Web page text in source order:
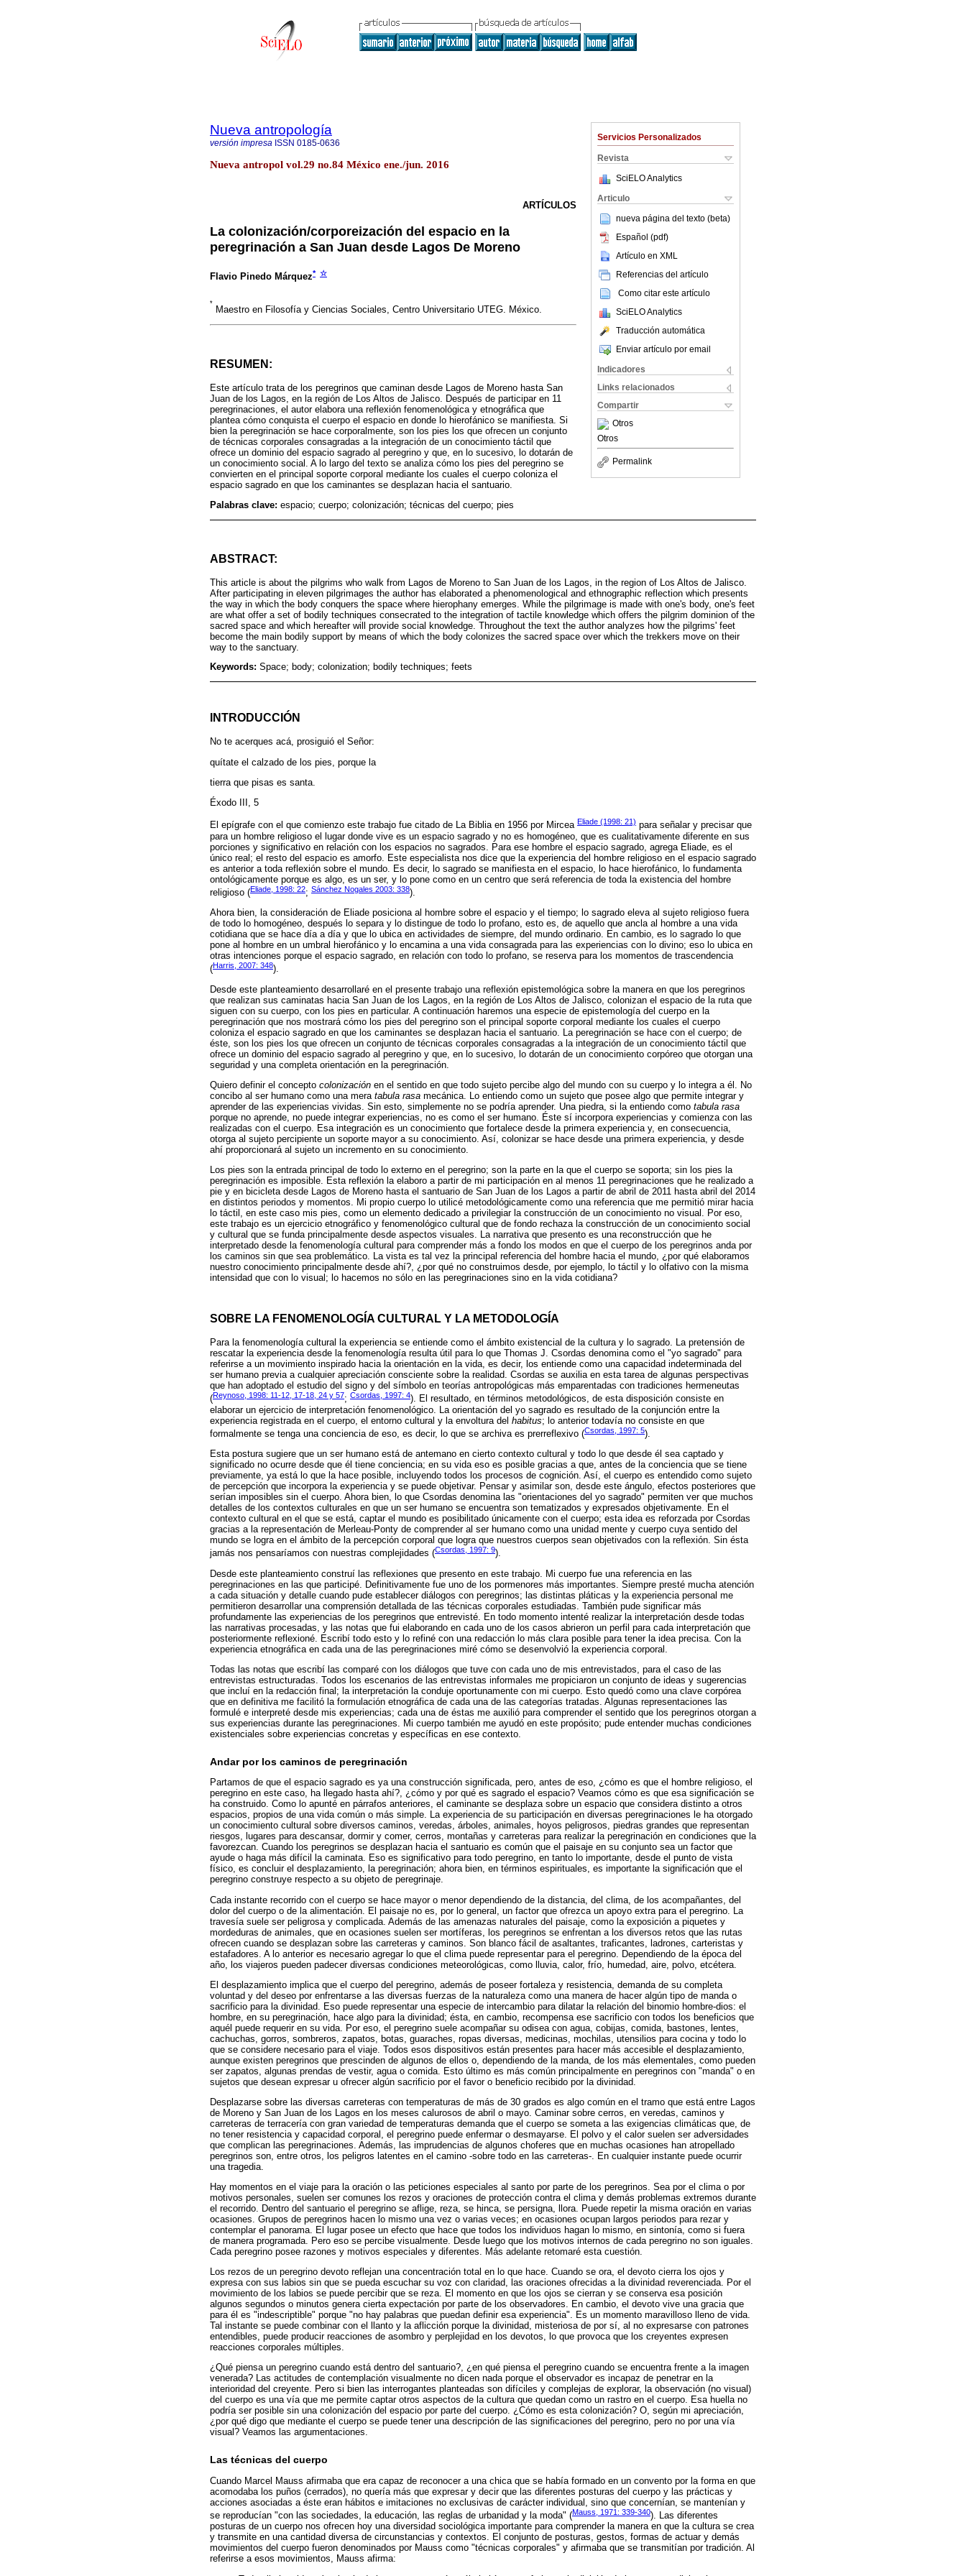
Servicios Personalizados
Revista
SciELO Analytics
Articulo
nueva página del texto (beta)
Español (pdf)
Artículo en XML
Referencias del artículo
Como citar este artículo
SciELO Analytics
Traducción automática
Enviar artículo por email
Indicadores
Links relacionados
Compartir
Otros
Otros
Permalink
Nueva antropología
versión impresa ISSN 0185-0636
Nueva antropol vol.29 no.84 México ene./jun. 2016
ARTÍCULOS
La colonización/corporeización del espacio en la
peregrinación a San Juan desde Lagos De Moreno
Flavio Pinedo Márquez* ☆
*
Maestro en Filosofía y Ciencias Sociales, Centro Universitario UTEG. México.
RESUMEN:
Este artículo trata de los peregrinos que caminan desde Lagos de Moreno hasta San
Juan de los Lagos, en la región de Los Altos de Jalisco. Después de participar en 11
peregrinaciones, el autor elabora una reflexión fenomenológica y etnográfica que
plantea cómo conquista el cuerpo el espacio en donde lo hierofánico se manifiesta. Si
bien la peregrinación se hace corporalmente, son los pies los que ofrecen un conjunto
de técnicas corporales consagradas a la integración de un conocimiento táctil que
ofrece un dominio del espacio sagrado al peregrino y que, en lo sucesivo, lo dotarán de
un conocimiento social. A lo largo del texto se analiza cómo los pies del peregrino se
convierten en el principal soporte corporal mediante los cuales el cuerpo coloniza el
espacio sagrado en que los caminantes se desplazan hacia el santuario.
Palabras clave: espacio; cuerpo; colonización; técnicas del cuerpo; pies
ABSTRACT:
This article is about the pilgrims who walk from Lagos de Moreno to San Juan de los Lagos, in the region of Los Altos de Jalisco.
After participating in eleven pilgrimages the author has elaborated a phenomenological and ethnographic reflection which presents
the way in which the body conquers the space where hierophany emerges. While the pilgrimage is made with one's body, one's feet
are what offer a set of bodily techniques consecrated to the integration of tactile knowledge which offers the pilgrim dominion of the
sacred space and which hereafter will provide social knowledge. Throughout the text the author analyzes how the pilgrims' feet
become the main bodily support by means of which the body colonizes the sacred space over which the trekkers move on their
way to the sanctuary.
Keywords: Space; body; colonization; bodily techniques; feets
INTRODUCCIÓN
No te acerques acá, prosiguió el Señor:
quítate el calzado de los pies, porque la
tierra que pisas es santa.
Éxodo III, 5
El epígrafe con el que comienzo este trabajo fue citado de La Biblia en 1956 por Mircea Eliade (1998: 21) para señalar y precisar que
para un hombre religioso el lugar donde vive es un espacio sagrado y no es homogéneo, que es cualitativamente diferente en sus
porciones y significativo en relación con los espacios no sagrados. Para ese hombre el espacio sagrado, agrega Eliade, es el
único real; el resto del espacio es amorfo. Este especialista nos dice que la experiencia del hombre religioso en el espacio sagrado
es anterior a toda reflexión sobre el mundo. Es decir, lo sagrado se manifiesta en el espacio, lo hace hierofánico, lo fundamenta
ontológicamente porque es algo, es un ser, y lo pone como en un centro que será referencia de toda la existencia del hombre
religioso (Eliade, 1998: 22; Sánchez Nogales 2003: 338).
Ahora bien, la consideración de Eliade posiciona al hombre sobre el espacio y el tiempo; lo sagrado eleva al sujeto religioso fuera
de todo lo homogéneo, después lo separa y lo distingue de todo lo profano, esto es, de aquello que ancla al hombre a una vida
cotidiana que se hace día a día y que lo ubica en actividades de siempre, del mundo ordinario. En cambio, es lo sagrado lo que
pone al hombre en un umbral hierofánico y lo encamina a una vida consagrada para las experiencias con lo divino; eso lo ubica en
otras intenciones porque el espacio sagrado, en relación con todo lo profano, se reserva para los momentos de trascendencia
(Harris, 2007: 348).
Desde este planteamiento desarrollaré en el presente trabajo una reflexión epistemológica sobre la manera en que los peregrinos
que realizan sus caminatas hacia San Juan de los Lagos, en la región de Los Altos de Jalisco, colonizan el espacio de la ruta que
siguen con su cuerpo, con los pies en particular. A continuación haremos una especie de epistemología del cuerpo en la
peregrinación que nos mostrará cómo los pies del peregrino son el principal soporte corporal mediante los cuales el cuerpo
coloniza el espacio sagrado en que los caminantes se desplazan hacia el santuario. La peregrinación se hace con el cuerpo; de
éste, son los pies los que ofrecen un conjunto de técnicas corporales consagradas a la integración de un conocimiento táctil que
ofrece un dominio del espacio sagrado al peregrino y que, en lo sucesivo, lo dotarán de un conocimiento corpóreo que otorgan una
seguridad y una completa orientación en la peregrinación.
Quiero definir el concepto colonización en el sentido en que todo sujeto percibe algo del mundo con su cuerpo y lo integra a él. No
concibo al ser humano como una mera tabula rasa mecánica. Lo entiendo como un sujeto que posee algo que permite integrar y
aprender de las experiencias vividas. Sin esto, simplemente no se podría aprender. Una piedra, si la entiendo como tabula rasa
porque no aprende, no puede integrar experiencias, no es como el ser humano. Éste sí incorpora experiencias y comienza con las
realizadas con el cuerpo. Esa integración es un conocimiento que fortalece desde la primera experiencia y, en consecuencia,
otorga al sujeto percipiente un soporte mayor a su conocimiento. Así, colonizar se hace desde una primera experiencia, y desde
ahí proporcionará al sujeto un incremento en su conocimiento.
Los pies son la entrada principal de todo lo externo en el peregrino; son la parte en la que el cuerpo se soporta; sin los pies la
peregrinación es imposible. Esta reflexión la elaboro a partir de mi participación en al menos 11 peregrinaciones que he realizado a
pie y en bicicleta desde Lagos de Moreno hasta el santuario de San Juan de los Lagos a partir de abril de 2011 hasta abril del 2014
en distintos periodos y momentos. Mi propio cuerpo lo utilicé metodológicamente como una referencia que me permitió mirar hacia
lo táctil, en este caso mis pies, como un elemento dedicado a privilegiar la construcción de un conocimiento no visual. Por eso,
este trabajo es un ejercicio etnográfico y fenomenológico cultural que de fondo rechaza la construcción de un conocimiento social
y cultural que se funda principalmente desde aspectos visuales. La narrativa que presento es una reconstrucción que he
interpretado desde la fenomenología cultural para comprender más a fondo los modos en que el cuerpo de los peregrinos anda por
los caminos sin que sea problemático. La vista es tal vez la principal referencia del hombre hacia el mundo, ¿por qué elaboramos
nuestro conocimiento principalmente desde ahí?, ¿por qué no construimos desde, por ejemplo, lo táctil y lo olfativo con la misma
intensidad que con lo visual; lo hacemos no sólo en las peregrinaciones sino en la vida cotidiana?
SOBRE LA FENOMENOLOGÍA CULTURAL Y LA METODOLOGÍA
Para la fenomenología cultural la experiencia se entiende como el ámbito existencial de la cultura y lo sagrado. La pretensión de
rescatar la experiencia desde la fenomenología resulta útil para lo que Thomas J. Csordas denomina como el "yo sagrado" para
referirse a un movimiento inspirado hacia la orientación en la vida, es decir, los entiende como una capacidad indeterminada del
ser humano previa a cualquier apreciación consciente sobre la realidad. Csordas se auxilia en esta tarea de algunas perspectivas
que han adoptado el estudio del signo y del símbolo en teorías antropológicas más emparentadas con tradiciones hermeneutas
(Reynoso, 1998: 11-12, 17-18, 24 y 57; Csordas, 1997: 4). El resultado, en términos metodológicos, de esta disposición consiste en
elaborar un ejercicio de interpretación fenomenológico. La orientación del yo sagrado es resultado de la conjunción entre la
experiencia registrada en el cuerpo, el entorno cultural y la envoltura del habitus; lo anterior todavía no consiste en que
formalmente se tenga una conciencia de eso, es decir, lo que se archiva es prerreflexivo (Csordas, 1997: 5).
Esta postura sugiere que un ser humano está de antemano en cierto contexto cultural y todo lo que desde él sea captado y
significado no ocurre desde que él tiene conciencia; en su vida eso es posible gracias a que, antes de la conciencia que se tiene
previamente, ya está lo que la hace posible, incluyendo todos los procesos de cognición. Así, el cuerpo es entendido como sujeto
de percepción que incorpora la experiencia y se puede objetivar. Pensar y asimilar son, desde este ángulo, efectos posteriores que
serían imposibles sin el cuerpo. Ahora bien, lo que Csordas denomina las "orientaciones del yo sagrado" permiten ver que muchos
detalles de los contextos culturales en que un ser humano se encuentra son tematizados y expresados objetivamente. En el
contexto cultural en el que se está, captar el mundo es posibilitado únicamente con el cuerpo; esta idea es reforzada por Csordas
gracias a la representación de Merleau-Ponty de comprender al ser humano como una unidad mente y cuerpo cuya sentido del
mundo se logra en el ámbito de la percepción corporal que logra que nuestros cuerpos sean objetivados con la reflexión. Sin ésta
jamás nos pensaríamos con nuestras complejidades (Csordas, 1997: 9).
Desde este planteamiento construí las reflexiones que presento en este trabajo. Mi cuerpo fue una referencia en las
peregrinaciones en las que participé. Definitivamente fue uno de los pormenores más importantes. Siempre presté mucha atención
a cada situación y detalle cuando pude establecer diálogos con peregrinos; las distintas pláticas y la experiencia personal me
permitieron desarrollar una comprensión detallada de las técnicas corporales estudiadas. También pude significar más
profundamente las experiencias de los peregrinos que entrevisté. En todo momento intenté realizar la interpretación desde todas
las narrativas procesadas, y las notas que fui elaborando en cada uno de los casos abrieron un perfil para cada interpretación que
posteriormente reflexioné. Escribí todo esto y lo refiné con una redacción lo más clara posible para tener la idea precisa. Con la
experiencia etnográfica en cada una de las peregrinaciones miré cómo se desenvolvió la experiencia corporal.
Todas las notas que escribí las comparé con los diálogos que tuve con cada uno de mis entrevistados, para el caso de las
entrevistas estructuradas. Todos los escenarios de las entrevistas informales me propiciaron un conjunto de ideas y sugerencias
que incluí en la redacción final; la interpretación la conduje oportunamente con mi cuerpo. Esto quedó como una clave corpórea
que en definitiva me facilitó la formulación etnográfica de cada una de las categorías tratadas. Algunas representaciones las
formulé e interpreté desde mis experiencias; cada una de éstas me auxilió para comprender el sentido que los peregrinos otorgan a
sus experiencias durante las peregrinaciones. Mi cuerpo también me ayudó en este propósito; pude entender muchas condiciones
existenciales sobre experiencias concretas y específicas en ese contexto.
Andar por los caminos de peregrinación
Partamos de que el espacio sagrado es ya una construcción significada, pero, antes de eso, ¿cómo es que el hombre religioso, el
peregrino en este caso, ha llegado hasta ahí?, ¿cómo y por qué es sagrado el espacio? Veamos cómo es que esa significación se
ha construido. Como lo apunté en párrafos anteriores, el caminante se desplaza sobre un espacio que considera distinto a otros
espacios, propios de una vida común o más simple. La experiencia de su participación en diversas peregrinaciones le ha otorgado
un conocimiento cultural sobre diversos caminos, veredas, árboles, animales, hoyos peligrosos, piedras grandes que representan
riesgos, lugares para descansar, dormir y comer, cerros, montañas y carreteras para realizar la peregrinación en condiciones que la
favorezcan. Cuando los peregrinos se desplazan hacia el santuario es común que el paisaje en su conjunto sea un factor que
ayude o haga más difícil la caminata. Eso es significativo para todo peregrino, en tanto lo importante, desde el punto de vista
físico, es concluir el desplazamiento, la peregrinación; ahora bien, en términos espirituales, es importante la significación que el
peregrino construye respecto a su objeto de peregrinaje.
Cada instante recorrido con el cuerpo se hace mayor o menor dependiendo de la distancia, del clima, de los acompañantes, del
dolor del cuerpo o de la alimentación. El paisaje no es, por lo general, un factor que ofrezca un apoyo extra para el peregrino. La
travesía suele ser peligrosa y complicada. Además de las amenazas naturales del paisaje, como la exposición a piquetes y
mordeduras de animales, que en ocasiones suelen ser mortíferas, los peregrinos se enfrentan a los diversos retos que las rutas
ofrecen cuando se desplazan sobre las carreteras y caminos. Son blanco fácil de asaltantes, traficantes, ladrones, carteristas y
estafadores. A lo anterior es necesario agregar lo que el clima puede representar para el peregrino. Dependiendo de la época del
año, los viajeros pueden padecer diversas condiciones meteorológicas, como lluvia, calor, frío, humedad, aire, polvo, etcétera.
El desplazamiento implica que el cuerpo del peregrino, además de poseer fortaleza y resistencia, demanda de su completa
voluntad y del deseo por enfrentarse a las diversas fuerzas de la naturaleza como una manera de hacer algún tipo de manda o
sacrificio para la divinidad. Eso puede representar una especie de intercambio para dilatar la relación del binomio hombre-dios: el
hombre, en su peregrinación, hace algo para la divinidad; ésta, en cambio, recompensa ese sacrificio con todos los beneficios que
aquél puede requerir en su vida. Por eso, el peregrino suele acompañar su odisea con agua, cobijas, comida, bastones, lentes,
cachuchas, gorros, sombreros, zapatos, botas, guaraches, ropas diversas, medicinas, mochilas, utensilios para cocina y todo lo
que se considere necesario para el viaje. Todos esos dispositivos están presentes para hacer más accesible el desplazamiento,
aunque existen peregrinos que prescinden de algunos de ellos o, dependiendo de la manda, de los más elementales, como pueden
ser zapatos, algunas prendas de vestir, agua o comida. Esto último es más común principalmente en peregrinos con "manda" o en
sujetos que desean expresar u ofrecer algún sacrificio por el favor o beneficio recibido por la divinidad.
Desplazarse sobre las diversas carreteras con temperaturas de más de 30 grados es algo común en el tramo que está entre Lagos
de Moreno y San Juan de los Lagos en los meses calurosos de abril o mayo. Caminar sobre cerros, en veredas, caminos y
carreteras de terracería con gran variedad de temperaturas demanda que el cuerpo se someta a las exigencias climáticas que, de
no tener resistencia y capacidad corporal, el peregrino puede enfermar o desmayarse. El polvo y el calor suelen ser adversidades
que complican las peregrinaciones. Además, las imprudencias de algunos choferes que en muchas ocasiones han atropellado
peregrinos son, entre otros, los peligros latentes en el camino -sobre todo en las carreteras-. En cualquier instante puede ocurrir
una tragedia.
Hay momentos en el viaje para la oración o las peticiones especiales al santo por parte de los peregrinos. Sea por el clima o por
motivos personales, suelen ser comunes los rezos y oraciones de protección contra el clima y demás problemas extremos durante
el recorrido. Dentro del santuario el peregrino se aflige, reza, se hinca, se persigna, llora. Puede repetir la misma oración en varias
ocasiones. Grupos de peregrinos hacen lo mismo una vez o varias veces; en ocasiones ocupan largos periodos para rezar y
contemplar el panorama. El lugar posee un efecto que hace que todos los individuos hagan lo mismo, en sintonía, como si fuera
de manera programada. Pero eso se percibe visualmente. Desde luego que los motivos internos de cada peregrino no son iguales.
Cada peregrino posee razones y motivos especiales y diferentes. Más adelante retomaré esta cuestión.
Los rezos de un peregrino devoto reflejan una concentración total en lo que hace. Cuando se ora, el devoto cierra los ojos y
expresa con sus labios sin que se pueda escuchar su voz con claridad, las oraciones ofrecidas a la divinidad reverenciada. Por el
movimiento de los labios se puede percibir que se reza. El momento en que los ojos se cierran y se conserva esa posición
algunos segundos o minutos genera cierta expectación por parte de los observadores. En cambio, el devoto vive una gracia que
para él es "indescriptible" porque "no hay palabras que puedan definir esa experiencia". Es un momento maravilloso lleno de vida.
Tal instante se puede combinar con el llanto y la aflicción porque la divinidad, misteriosa de por sí, al no expresarse con patrones
entendibles, puede producir reacciones de asombro y perplejidad en los devotos, lo que provoca que los creyentes expresen
reacciones corporales múltiples.
¿Qué piensa un peregrino cuando está dentro del santuario?, ¿en qué piensa el peregrino cuando se encuentra frente a la imagen
venerada? Las actitudes de contemplación visualmente no dicen nada porque el observador es incapaz de penetrar en la
interioridad del creyente. Pero si bien las interrogantes planteadas son difíciles y complejas de explorar, la observación (no visual)
del cuerpo es una vía que me permite captar otros aspectos de la cultura que quedan como un rastro en el cuerpo. Esa huella no
podría ser posible sin una colonización del espacio por parte del cuerpo. ¿Cómo es esta colonización? O, según mi apreciación,
¿por qué digo que mediante el cuerpo se puede tener una descripción de las significaciones del peregrino, pero no por una vía
visual? Veamos las argumentaciones.
Las técnicas del cuerpo
Cuando Marcel Mauss afirmaba que era capaz de reconocer a una chica que se había formado en un convento por la forma en que
acomodaba los puños (cerrados), no quería más que expresar y decir que las diferentes posturas del cuerpo y las prácticas y
acciones asociadas a éste eran hábitos e imitaciones no exclusivas de carácter individual, sino que concernían, se mantenían y
se reproducían "con las sociedades, la educación, las reglas de urbanidad y la moda" (Mauss, 1971: 339-340). Las diferentes
posturas de un cuerpo nos ofrecen hoy una diversidad sociológica importante para comprender la manera en que la cultura se crea
y transmite en una cantidad diversa de circunstancias y contextos. El conjunto de posturas, gestos, formas de actuar y demás
movimientos del cuerpo fueron denominados por Mauss como "técnicas corporales" y afirmaba que se transmitían por tradición. Al
referirse a esos movimientos, Mauss afirma: